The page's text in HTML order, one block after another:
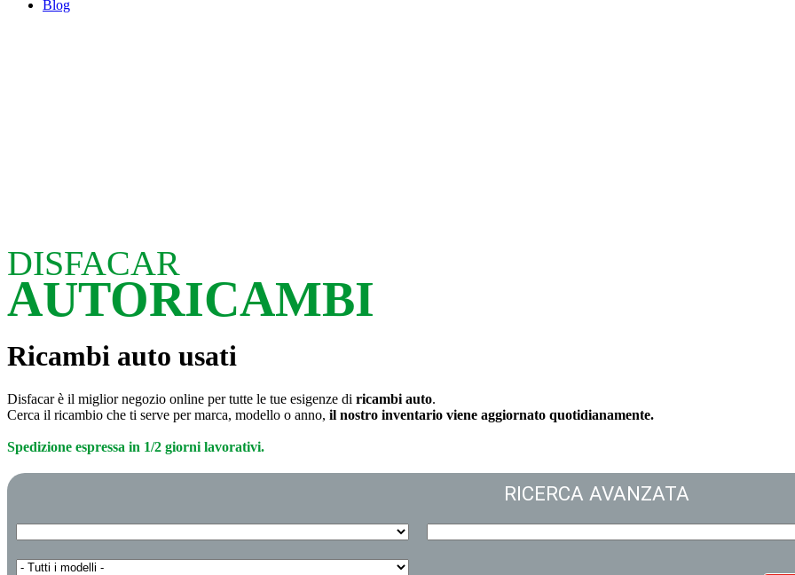
Blog
DISFACAR
AUTORICAMBI
Ricambi auto usati
Disfacar è il miglior negozio online per tutte le tue esigenze di ricambi auto.
Cerca il ricambio che ti serve per marca, modello o anno, il nostro inventario viene aggiornato quotidianamente.
Spedizione espressa in 1/2 giorni lavorativi.
RICERCA AVANZATA